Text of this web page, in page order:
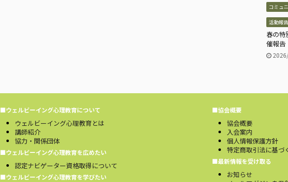
コミュ
活動報告
春の特
催報告
■ウェルビーイング心理教育について
ウェルビーイング心理教育とは
講師紹介
協力・関係団体
■ウェルビーイング心理教育を広めたい
認定ナビゲーター資格取得について
■ウェルビーイング心理教育を学びたい
■協会概要
協会概要
入会案内
個人情報保護方針
特定商取引法に基づ
■最新情報を受け取る
お知らせ